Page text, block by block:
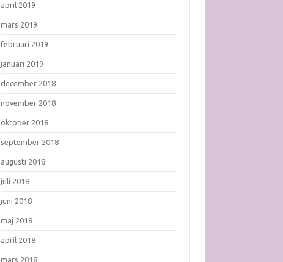
april 2019
mars 2019
februari 2019
januari 2019
december 2018
november 2018
oktober 2018
september 2018
augusti 2018
juli 2018
juni 2018
maj 2018
april 2018
mars 2018